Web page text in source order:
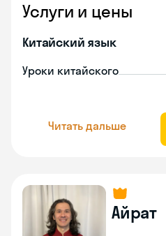
Услуги и цены
Китайский язык
Уроки китайского
Читать дальше
Айрат